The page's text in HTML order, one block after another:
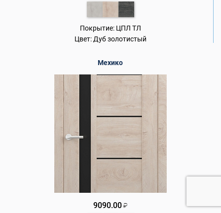
Покрытие: ЦПЛ ТЛ
Цвет: Дуб золотистый
Мехико
9090.00 ₽